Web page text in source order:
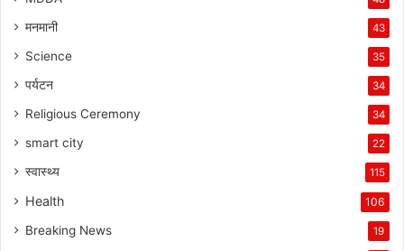
मनमानी 43
Science 35
पर्यटन 34
Religious Ceremony 34
smart city 22
स्वास्थ्य 115
Health 106
Breaking News 19